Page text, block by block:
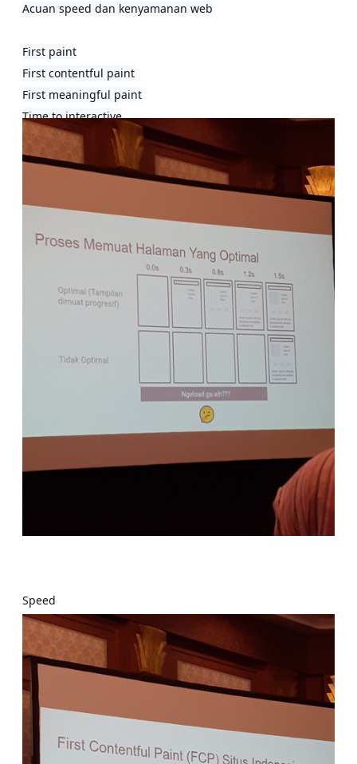
Acuan speed dan kenyamanan web
First paint
First contentful paint
First meaningful paint
Time to interactive
Speed